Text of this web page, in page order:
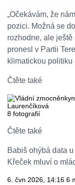
„Očekávám, že
pozici. Možná se
rozhodne, ale ještě
pronesl v Partii
klimatickou politiku
Čtěte také
8 fotografií
Čtěte také
Babiš ohýbá data
Křeček mluví o
6. čvn 2026, 14:16 6